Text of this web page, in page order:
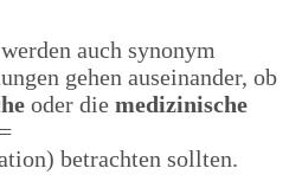
auch synonym
gehen auseinander, ob
oder die medizinische
betrachten sollten.